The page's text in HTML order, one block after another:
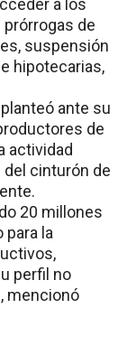
a los
de
suspensión
hipotecarias,
ante su
de
actividad
cinturón de
20 millones
para la
perfil no
mencionó